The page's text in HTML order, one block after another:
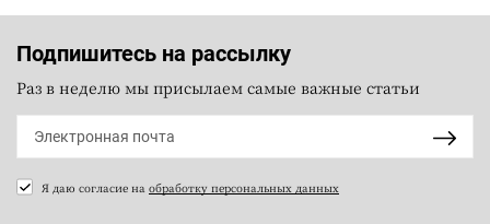
Подпишитесь на рассылку
Раз в неделю мы присылаем самые важные статьи
Я даю согласие на обработку персональных данных